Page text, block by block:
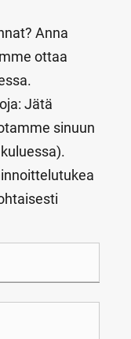
Anna
ottaa
Jätä
sinuun